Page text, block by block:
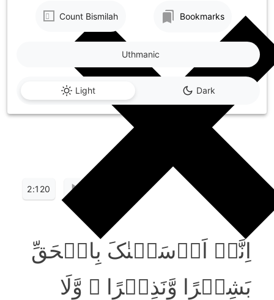
Count Bismilah Bookmarks
Light Dark
Uthmanic
2:120
اِنَّاۤ اَرۡسَلۡنٰکَ بِالۡحَقِّ
بَشِیۡرًا وَّنَذِیۡرًا ۙ وَّلَا